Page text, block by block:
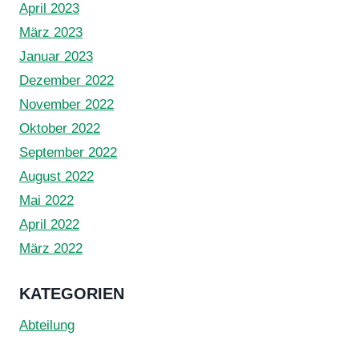
April 2023
März 2023
Januar 2023
Dezember 2022
November 2022
Oktober 2022
September 2022
August 2022
Mai 2022
April 2022
März 2022
KATEGORIEN
Abteilung